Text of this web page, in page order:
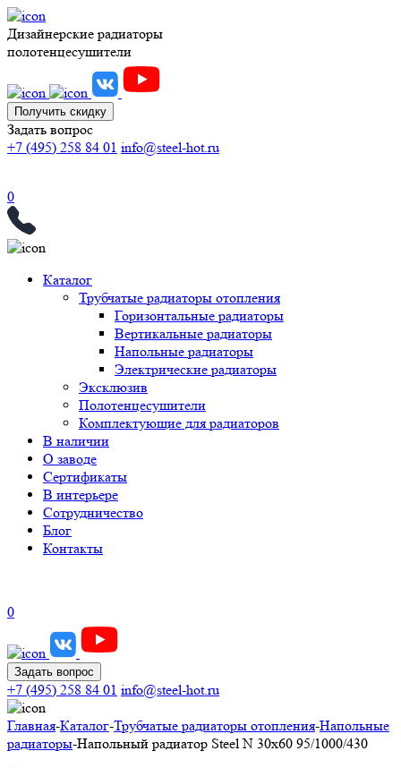
Дизайнерские радиаторы
полотенцесушители
Получить скидку
Задать вопрос
+7 (495) 258 84 01 info@steel-hot.ru
0
Каталог
Трубчатые радиаторы отопления
Горизонтальные радиаторы
Вертикальные радиаторы
Напольные радиаторы
Электрические радиаторы
Эксклюзив
Полотенцесушители
Комплектующие для радиаторов
В наличии
О заводе
Сертификаты
В интерьере
Сотрудничество
Блог
Контакты
0
Задать вопрос
+7 (495) 258 84 01 info@steel-hot.ru
Главная-Каталог-Трубчатые радиаторы отопления-Напольные
радиаторы-Напольный радиатор Steel N 30х60 95/1000/430